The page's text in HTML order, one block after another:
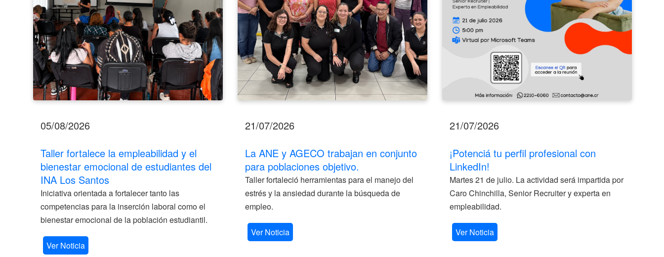
de
estudiantes
del
INA
Los
Santos
05/08/2026
Taller fortalece la empleabilidad y el
bienestar emocional de estudiantes del
INA Los Santos
Iniciativa orientada a fortalecer tanto las
competencias para la inserción laboral como el
bienestar emocional de la población estudiantil.
Ver Noticia
poblaciones
objetivo.
21/07/2026
La ANE y AGECO trabajan en conjunto
para poblaciones objetivo.
Taller fortaleció herramientas para el manejo del
estrés y la ansiedad durante la búsqueda de
empleo.
Ver Noticia
21/07/2026
¡Potenciá tu perfil profesional con
LinkedIn!
Martes 21 de julio. La actividad será impartida por
Caro Chinchilla, Senior Recruiter y experta en
empleabilidad.
Ver Noticia